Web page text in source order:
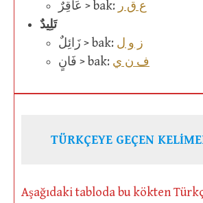
عَاقِرٌ > bak: ع ق ر
تَلِيدٌ
زَائِلٌ > bak: ز و ل
فَانٍ > bak: ف ن ي
TÜRKÇEYE GEÇEN
Aşağıdaki tabloda bu kökten